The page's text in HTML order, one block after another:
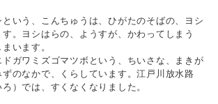
いう、こんちゅうは、ひがたのそばの、ヨシ
。ヨシはらの、ようすが、かわってしまう
います。
ガワミズゴマツボという、ちいさな、まきが
のなかで、くらしています。江戸川放水路
ろ）では、すくなくなりました。